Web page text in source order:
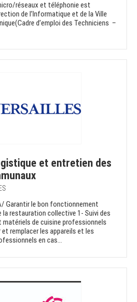
réseaux et téléphonie est
de l’Informatique et de la Ville
d’emploi des Techniciens –
et entretien des
Garantir le bon fonctionnement
la restauration collective 1- Suivi des
matériels de cuisine professionnels
remplacer les appareils et les
en cas...